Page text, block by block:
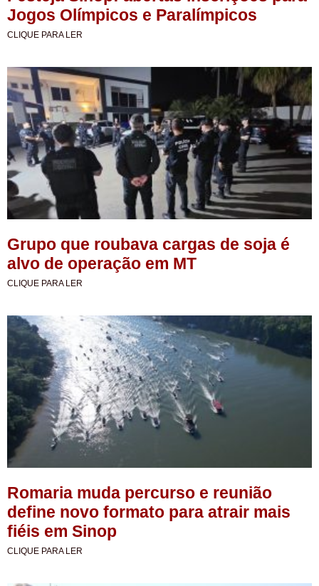
Jogos Olímpicos e Paralímpicos
CLIQUE PARA LER
Grupo que roubava cargas de soja é
alvo de operação em MT
CLIQUE PARA LER
Romaria muda percurso e reunião
define novo formato para atrair mais
fiéis em Sinop
CLIQUE PARA LER